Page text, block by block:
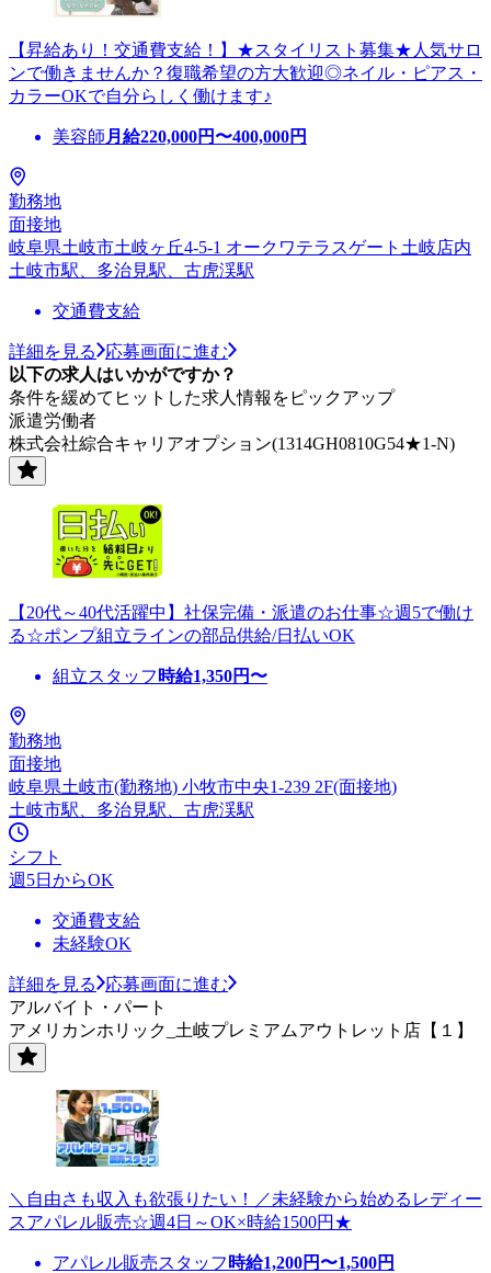
【昇給あり！交通費支給！】★スタイリスト募集★人気サロ
ンで働きませんか？復職希望の方大歓迎◎ネイル・ピアス・
カラーOKで自分らしく働けます♪
美容師 月給220,000円〜400,000円
勤務地
面接地
岐阜県土岐市土岐ヶ丘4-5-1 オークワテラスゲート土岐店内
土岐市駅、多治見駅、古虎渓駅
交通費支給
詳細を見る
応募画面に進む
以下の求人はいかがですか？
条件を緩めてヒットした求人情報をピックアップ
派遣労働者
株式会社綜合キャリアオプション(1314GH0810G54★1-N)
【20代～40代活躍中】社保完備・派遣のお仕事☆週5で働け
る☆ポンプ組立ラインの部品供給/日払いOK
組立スタッフ 時給1,350円〜
勤務地
面接地
岐阜県土岐市(勤務地) 小牧市中央1-239 2F(面接地)
土岐市駅、多治見駅、古虎渓駅
シフト
週5日からOK
交通費支給
未経験OK
詳細を見る
応募画面に進む
アルバイト・パート
アメリカンホリック_土岐プレミアムアウトレット店【１】
＼自由さも収入も欲張りたい！／未経験から始めるレディー
スアパレル販売☆週4日～OK×時給1500円★
アパレル販売スタッフ 時給1,200円〜1,500円